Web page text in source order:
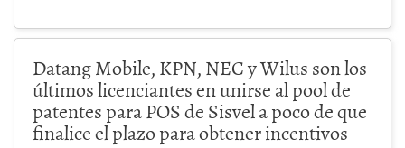
Datang Mobile, KPN, NEC y Wilus son los
últimos licenciantes en unirse al pool de
patentes para POS de Sisvel a poco de que
finalice el plazo para obtener incentivos